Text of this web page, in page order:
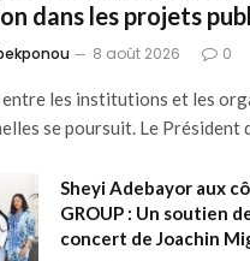
dans les projets
8 août 2026 0
entre les institutions et les
se poursuit. Le Président
Sheyi Adebayor aux
GROUP : Un soutien
concert de Joachin